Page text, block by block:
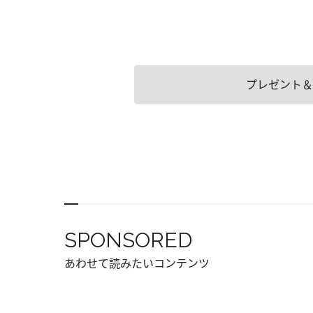
プレゼント
SPONSORED
あわせて読みたいコンテンツ